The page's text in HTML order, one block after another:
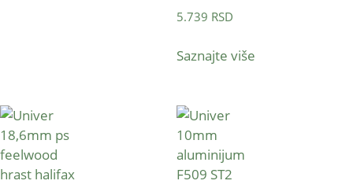
5.739 RSD
Saznajte više